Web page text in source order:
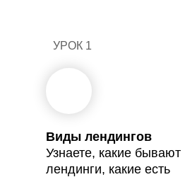
Виды лендингов
Узнаете, какие бывают
лендинги, какие есть
УРОК 1